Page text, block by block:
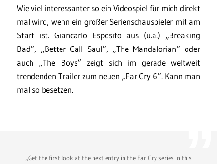
Wie viel interessanter so ein Videospiel für mich direkt
mal wird, wenn ein großer Serienschauspieler mit am
Start ist. Giancarlo Esposito aus (u.a.) „Breaking
Bad“, „Better Call Saul“, „The Mandalorian“ oder
auch „The Boys“ zeigt sich im gerade weltweit
trendenden Trailer zum neuen „Far Cry 6“. Kann man
mal so besetzen.
„Get the first look at the next entry in the Far Cry series in this